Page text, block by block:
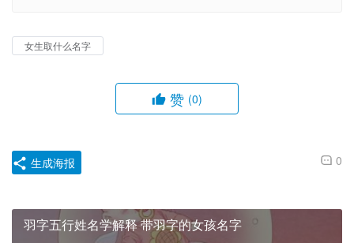
女生取什么名字
赞 (0)
0
生成海报
羽字五行姓名学解释 带羽字的女孩名字